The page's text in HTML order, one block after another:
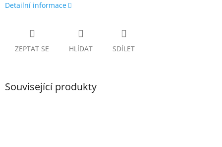
Detailní informace
ZEPTAT SE HLÍDAT SDÍLET
Související produkty